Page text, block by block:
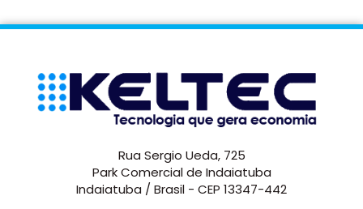
Rua Sergio Ueda, 725
Park Comercial de Indaiatuba
Indaiatuba / Brasil - CEP 13347-442